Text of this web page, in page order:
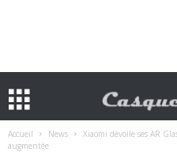
Accueil News
Xiaomi dévoile ses AR
augmentée